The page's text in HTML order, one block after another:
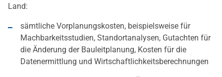
Land:
sämtliche Vorplanungskosten, beispielsweise für
Machbarkeitsstudien, Standortanalysen, Gutachten für
die Änderung der Bauleitplanung, Kosten für die
Datenermittlung und Wirtschaftlichkeitsberechnungen